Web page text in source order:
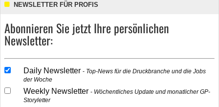
NEWSLETTER FÜR PROFIS
Abonnieren Sie jetzt Ihre persönlichen
Newsletter:
Daily Newsletter
Top-News für die Druckbranche und die Jobs
der Woche
Weekly Newsletter
Wöchentliches Update und monatlicher GP-
Storyletter